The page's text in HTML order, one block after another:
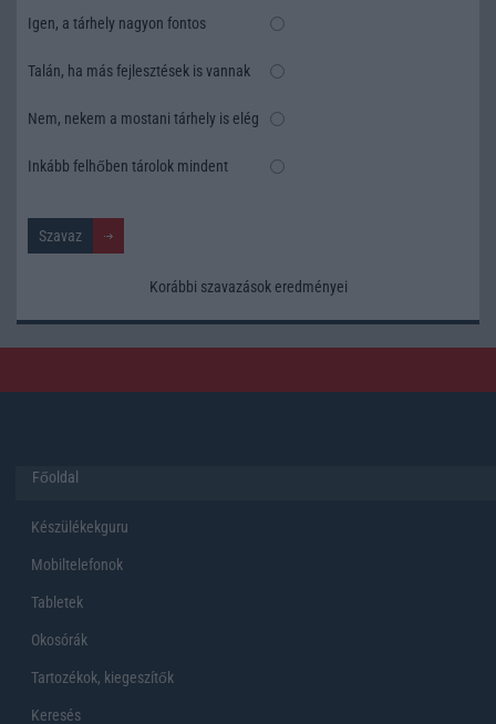
Igen, a tárhely nagyon fontos
Talán, ha más fejlesztések is vannak
Nem, nekem a mostani tárhely is elég
Inkább felhőben tárolok mindent
Korábbi szavazások eredményei
Főoldal
Készülékekguru
Mobiltelefonok
Tabletek
Okosórák
Tartozékok, kiegeszítők
Keresés